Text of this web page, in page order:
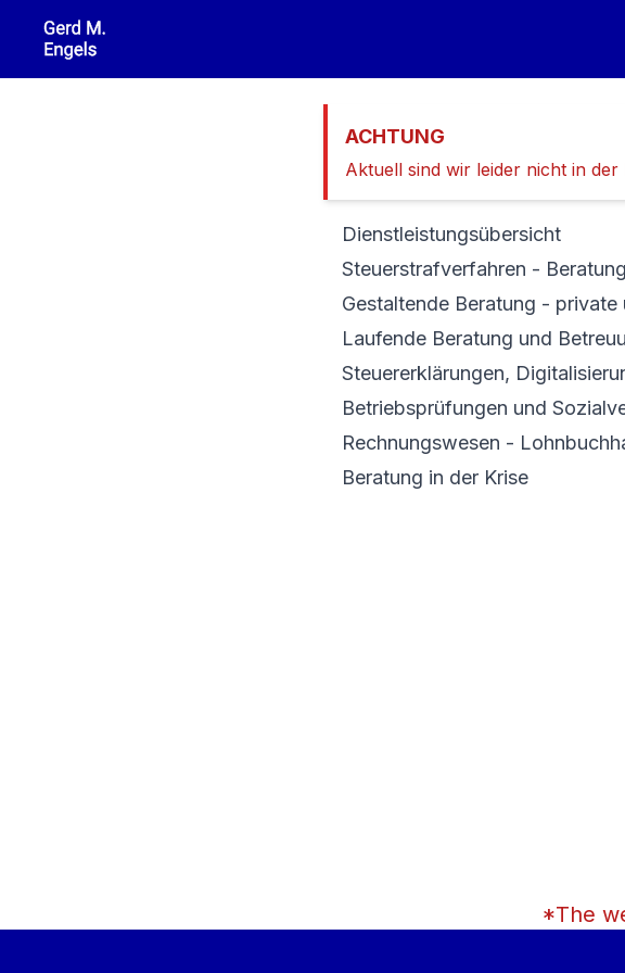
ACHTUNG
Aktuell sind wir leider nicht in
Dienstleistungsübersicht
Steuerstrafverfahren -
Gestaltende Beratung -
Laufende Beratung und
Steuererklärungen,
Betriebsprüfungen und
Rechnungswesen -
Beratung in der Krise
*The